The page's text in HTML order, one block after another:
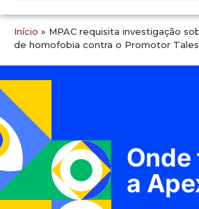
Início » MPAC requisita investigação
de homofobia contra o Promotor Tales